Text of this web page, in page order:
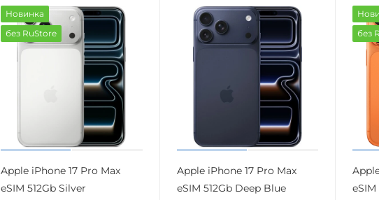
Новинка
без RuStore
Apple iPhone 17 Pro Max
eSIM 512Gb Silver
Apple iPhone 17 Pro Max
eSIM 512Gb Deep Blue
без